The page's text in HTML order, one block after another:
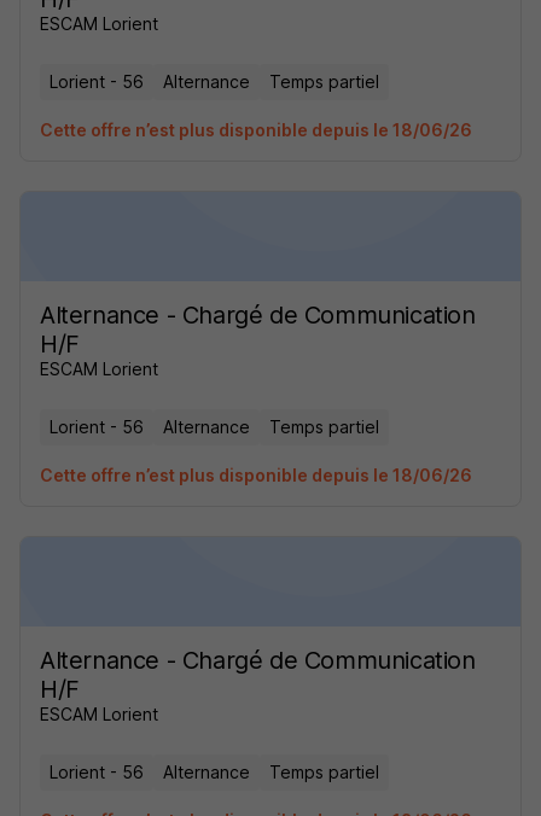
ESCAM Lorient
Lorient - 56 Alternance Temps partiel
Cette offre n’est plus disponible depuis le 18/06/26
Alternance - Chargé de Communication
H/F
ESCAM Lorient
Lorient - 56 Alternance Temps partiel
Cette offre n’est plus disponible depuis le 18/06/26
Alternance - Chargé de Communication
H/F
ESCAM Lorient
Lorient - 56 Alternance Temps partiel